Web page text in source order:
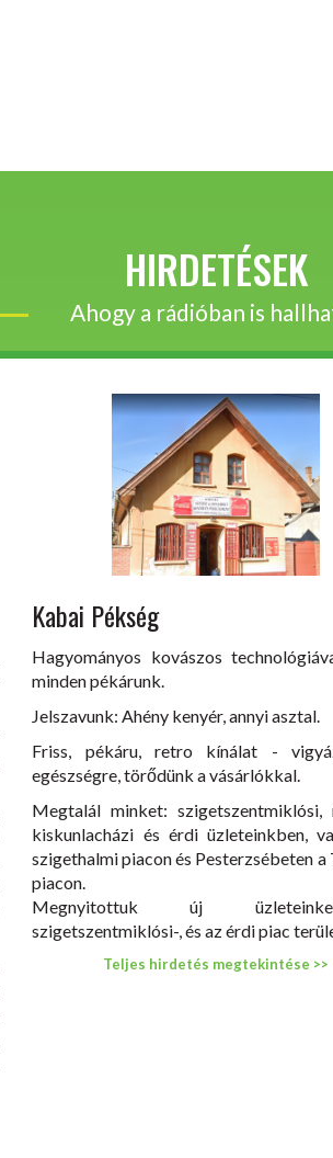
HIRDETÉSEK
Ahogy a rádióban is
Kabai Pékség
Hagyományos kovászos
minden pékárunk.
Jelszavunk: Ahény kenyér, annyi asztal.
Friss, pékáru, retro kínálat -
egészségre, törődünk a vásárlókkal.
Megtalál minket: szigetszentmiklósi,
kiskunlacházi és érdi üzleteinkben,
szigethalmi piacon és Pesterzsébeten a
piacon.
Megnyitottuk új
szigetszentmiklósi-, és az érdi piac
Teljes hirdetés megtekintése >>